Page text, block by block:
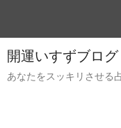
開運いすずブログ
あなたをスッキリさせる